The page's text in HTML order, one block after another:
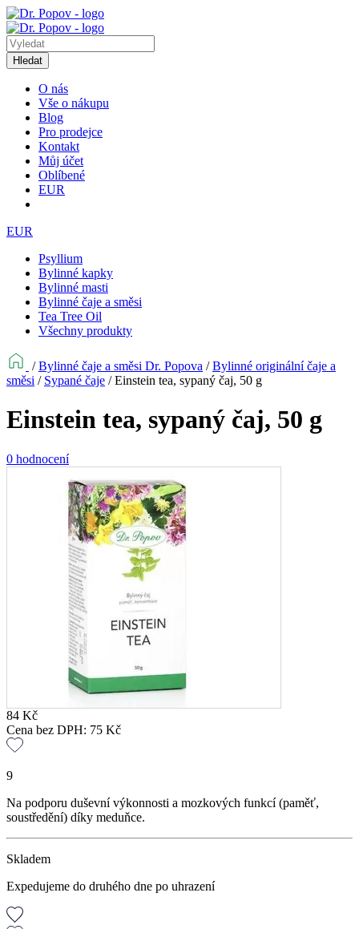
Hledat
O nás
Vše o nákupu
Blog
Pro prodejce
Kontakt
Můj účet
Oblíbené
EUR
EUR
Psyllium
Bylinné kapky
Bylinné masti
Bylinné čaje a směsi
Tea Tree Oil
Všechny produkty
/Bylinné čaje a směsi Dr. Popova /Bylinné originální čaje a
směsi / Sypané čaje /Einstein tea, sypaný čaj, 50 g
Einstein tea, sypaný čaj, 50 g
0 hodnocení
84 Kč
Cena bez DPH: 75 Kč
9
Na podporu duševní výkonnosti a mozkových funkcí (paměť,
soustředění) díky meduňce.
Skladem
Expedujeme do druhého dne po uhrazení